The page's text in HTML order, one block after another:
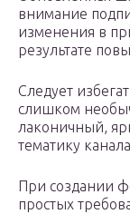
внимание
изменения в
результате
Следует
слишком
лаконичный,
тематику
При создании
простых